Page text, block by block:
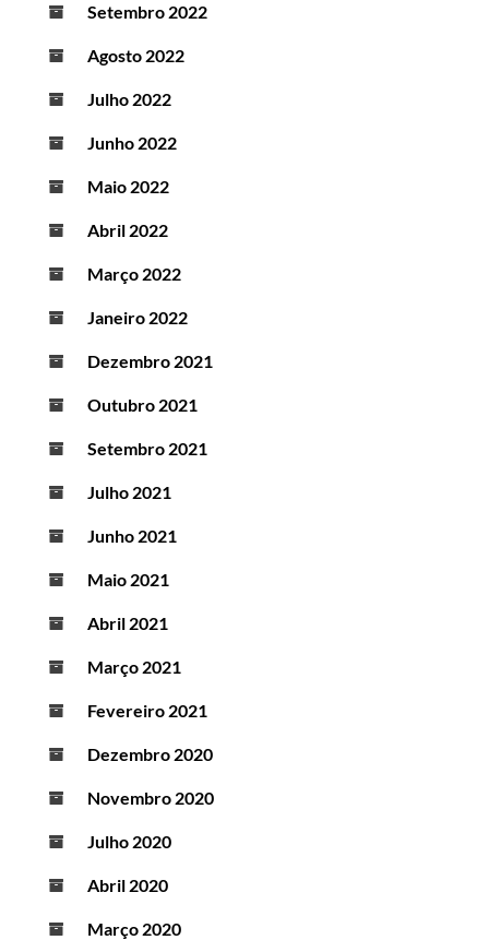
Setembro 2022
Agosto 2022
Julho 2022
Junho 2022
Maio 2022
Abril 2022
Março 2022
Janeiro 2022
Dezembro 2021
Outubro 2021
Setembro 2021
Julho 2021
Junho 2021
Maio 2021
Abril 2021
Março 2021
Fevereiro 2021
Dezembro 2020
Novembro 2020
Julho 2020
Abril 2020
Março 2020